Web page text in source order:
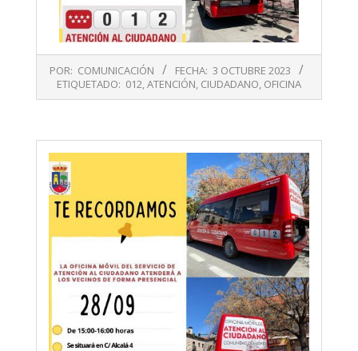
10-
03
POR: COMUNICACIÓN FECHA: 3 OCTUBRE 2023
ETIQUETADO: 012,ATENCIÓN, CIUDADANO, OFICINA